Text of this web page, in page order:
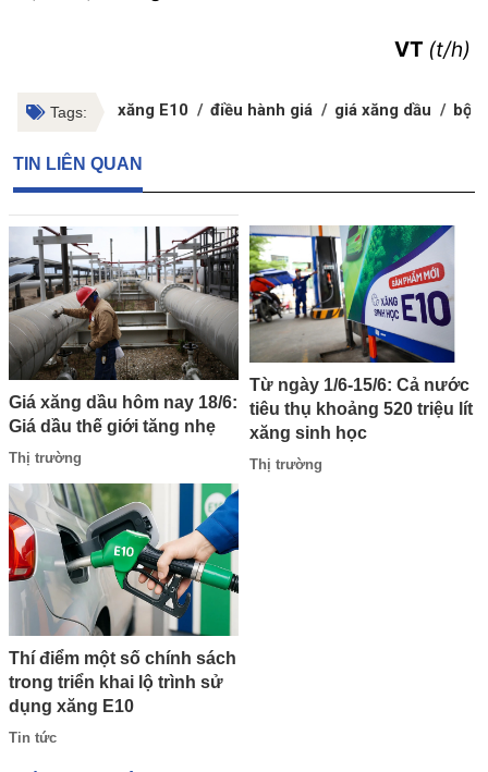
VT (t/h)
Tags: xăng E10 điều hành giá giá xăng dầu bộ
TIN LIÊN QUAN
Giá xăng dầu hôm nay 18/6:
Giá dầu thế giới tăng nhẹ
Thị trường
Từ ngày 1/6-15/6: Cả nước
tiêu thụ khoảng 520 triệu lít
xăng sinh học
Thị trường
Thí điểm một số chính sách
trong triển khai lộ trình sử
dụng xăng E10
Tin tức